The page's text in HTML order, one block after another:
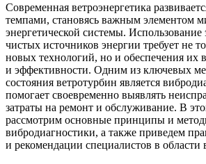
Современная ветроэнергетика
темпами, становясь важным элементом
энергетической системы. Использование
чистых источников энергии требует не
новых технологий, но и обеспечения их
и эффективности. Одним из ключевых
состояния ветротурбин является
помогает своевременно выявлять
затраты на ремонт и обслуживание. В
рассмотрим основные принципы и
вибродиагностики, а также приведем
и рекомендации специалистов в области